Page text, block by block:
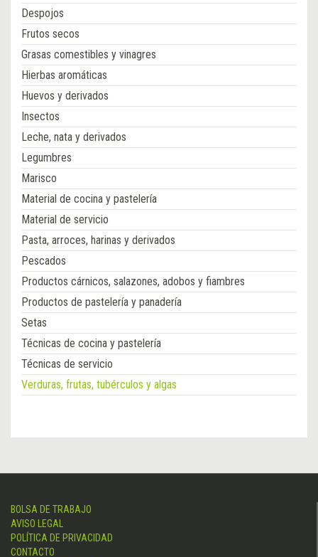
Despojos
Frutos secos
Grasas comestibles y vinagres
Hierbas aromáticas
Huevos y derivados
Insectos
Leche, nata y derivados
Legumbres
Marisco
Material de cocina y pastelería
Material de servicio
Pasta, arroces, harinas y derivados
Pescados
Productos cárnicos, salazones, adobos y fiambres
Productos de pastelería y panadería
Setas
Técnicas de cocina y pastelería
Técnicas de servicio
Verduras, frutas, tubérculos y algas
BOLSA DE TRABAJO
AVISO LEGAL
POLÍTICA DE PRIVACIDAD
CONTACTO